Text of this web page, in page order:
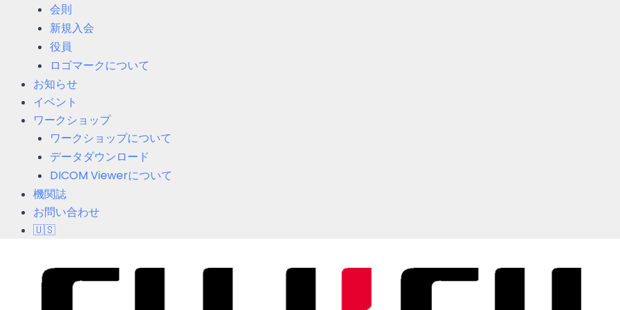
会則
新規入会
役員
ロゴマークについて
お知らせ
イベント
ワークショップ
ワークショップについて
データダウンロード
DICOM Viewerについて
機関誌
お問い合わせ
🇺🇸